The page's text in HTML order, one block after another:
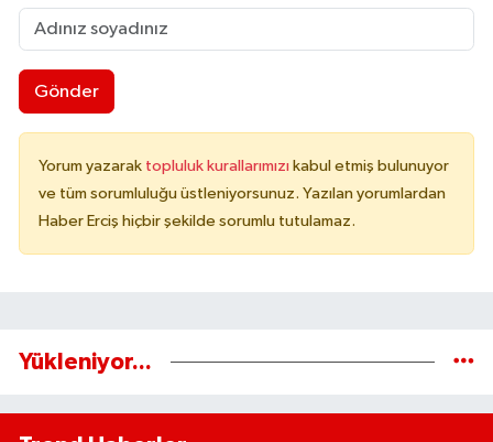
Gönder
Yorum yazarak topluluk kurallarımızı kabul etmiş bulunuyor
ve tüm sorumluluğu üstleniyorsunuz. Yazılan yorumlardan
Haber Erciş hiçbir şekilde sorumlu tutulamaz.
Yükleniyor...